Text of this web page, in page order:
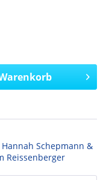
Schepmann &
Reissenberger